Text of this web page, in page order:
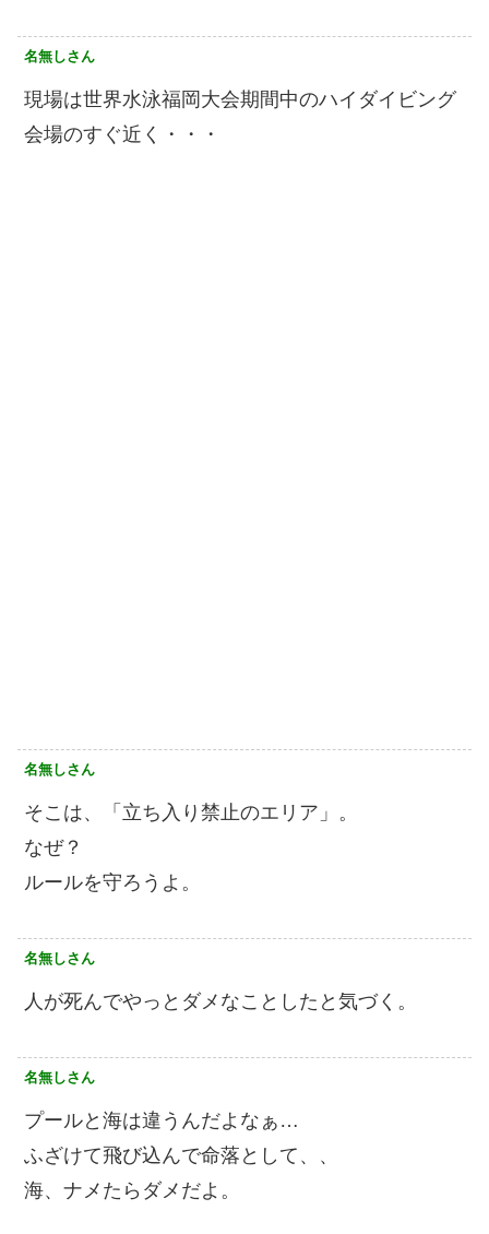
名無しさん
現場は世界水泳福岡大会期間中のハイダイビング
会場のすぐ近く・・・
名無しさん
そこは、「立ち入り禁止のエリア」。
なぜ？
ルールを守ろうよ。
名無しさん
人が死んでやっとダメなことしたと気づく。
名無しさん
プールと海は違うんだよなぁ…
ふざけて飛び込んで命落として、、
海、ナメたらダメだよ。